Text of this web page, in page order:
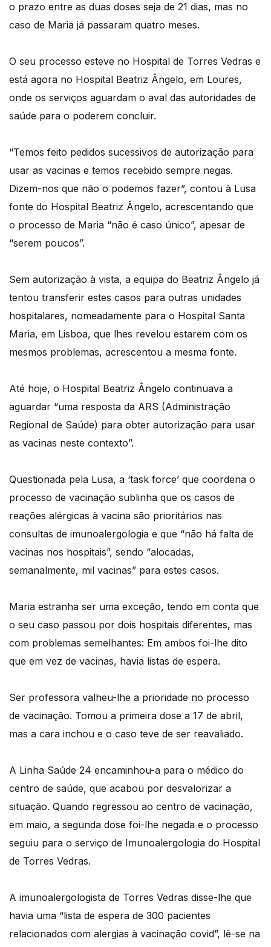
o prazo entre as duas doses seja de 21 dias, mas no
caso de Maria já passaram quatro meses.
O seu processo esteve no Hospital de Torres Vedras e
está agora no Hospital Beatriz Ângelo, em Loures,
onde os serviços aguardam o aval das autoridades de
saúde para o poderem concluir.
“Temos feito pedidos sucessivos de autorização para
usar as vacinas e temos recebido sempre negas.
Dizem-nos que não o podemos fazer”, contou à Lusa
fonte do Hospital Beatriz Ângelo, acrescentando que
o processo de Maria “não é caso único”, apesar de
“serem poucos”.
Sem autorização à vista, a equipa do Beatriz Ângelo já
tentou transferir estes casos para outras unidades
hospitalares, nomeadamente para o Hospital Santa
Maria, em Lisboa, que lhes revelou estarem com os
mesmos problemas, acrescentou a mesma fonte.
Até hoje, o Hospital Beatriz Ângelo continuava a
aguardar “uma resposta da ARS (Administração
Regional de Saúde) para obter autorização para usar
as vacinas neste contexto”.
Questionada pela Lusa, a ‘task force’ que coordena o
processo de vacinação sublinha que os casos de
reações alérgicas à vacina são prioritários nas
consultas de imunoalergologia e que “não há falta de
vacinas nos hospitais”, sendo “alocadas,
semanalmente, mil vacinas” para estes casos.
Maria estranha ser uma exceção, tendo em conta que
o seu caso passou por dois hospitais diferentes, mas
com problemas semelhantes: Em ambos foi-lhe dito
que em vez de vacinas, havia listas de espera.
Ser professora valheu-lhe a prioridade no processo
de vacinação. Tomou a primeira dose a 17 de abril,
mas a cara inchou e o caso teve de ser reavaliado.
A Linha Saúde 24 encaminhou-a para o médico do
centro de saúde, que acabou por desvalorizar a
situação. Quando regressou ao centro de vacinação,
em maio, a segunda dose foi-lhe negada e o processo
seguiu para o serviço de Imunoalergologia do Hospital
de Torres Vedras.
A imunoalergologista de Torres Vedras disse-lhe que
havia uma “lista de espera de 300 pacientes
relacionados com alergias à vacinação covid”, lê-se na